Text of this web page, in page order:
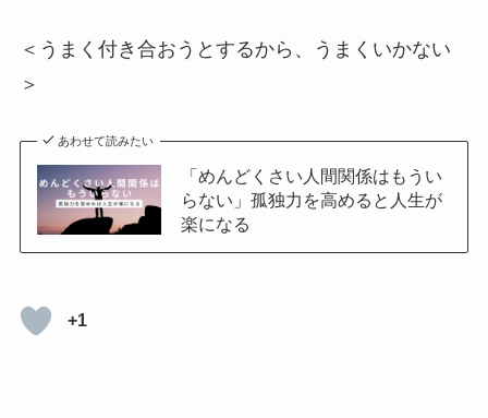
＜うまく付き合おうとするから、うまくいかない
＞
あわせて読みたい
「めんどくさい人間関係はもうい
らない」孤独力を高めると人生が
楽になる
+1